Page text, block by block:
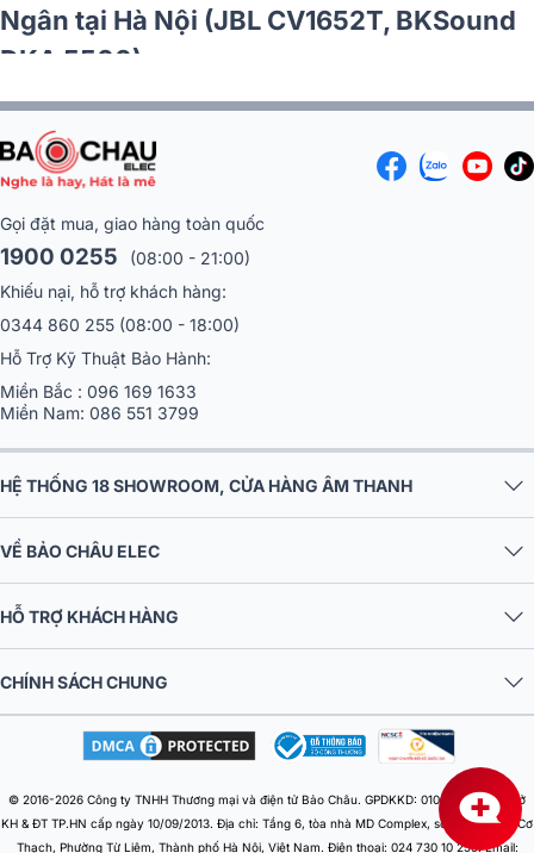
Ngân tại Hà Nội (JBL CV1652T, BKSound
DKA 5500)
Gọi đặt mua, giao hàng toàn quốc
1900 0255
(08:00 - 21:00)
Khiếu nại, hỗ trợ khách hàng:
0344 860 255 (08:00 - 18:00)
Hỗ Trợ Kỹ Thuật Bảo Hành:
Miền Bắc : 096 169 1633
Miền Nam: 086 551 3799
HỆ THỐNG 18 SHOWROOM, CỬA HÀNG ÂM THANH
VỀ BẢO CHÂU ELEC
HỖ TRỢ KHÁCH HÀNG
CHÍNH SÁCH CHUNG
© 2016-2026 Công ty TNHH Thương mại và điện tử Bảo Châu. GPDKKD: 0106303879 do Sở
KH & ĐT TP.HN cấp ngày 10/09/2013. Địa chỉ: Tầng 6, tòa nhà MD Complex, số 68 Nguyễn Cơ
Thạch, Phường Từ Liêm, Thành phố Hà Nội, Việt Nam. Điện thoại: 024 730 10 255. Email: